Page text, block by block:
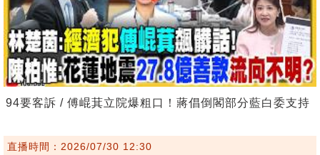
94要客訴 / 傅崐萁立院爆粗口！蔣倡倒閣部分藍白委支持
直播時間：2026/07/30 12:30